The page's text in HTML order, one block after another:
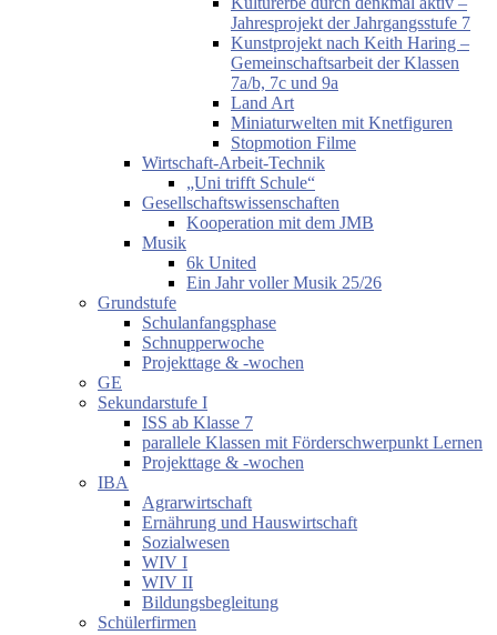
Jahresprojekt der Jahrgangsstufe 7
Kunstprojekt nach Keith Haring –
Gemeinschaftsarbeit der Klassen
7a/b, 7c und 9a
Land Art
Miniaturwelten mit Knetfiguren
Stopmotion Filme
Wirtschaft-Arbeit-Technik
„Uni trifft Schule“
Gesellschaftswissenschaften
Kooperation mit dem JMB
Musik
6k United
Ein Jahr voller Musik 25/26
Grundstufe
Schulanfangsphase
Schnupperwoche
Projekttage & -wochen
GE
Sekundarstufe I
ISS ab Klasse 7
parallele Klassen mit Förderschwerpunkt Lernen
Projekttage & -wochen
IBA
Agrarwirtschaft
Ernährung und Hauswirtschaft
Sozialwesen
WIV I
WIV II
Bildungsbegleitung
Schülerfirmen